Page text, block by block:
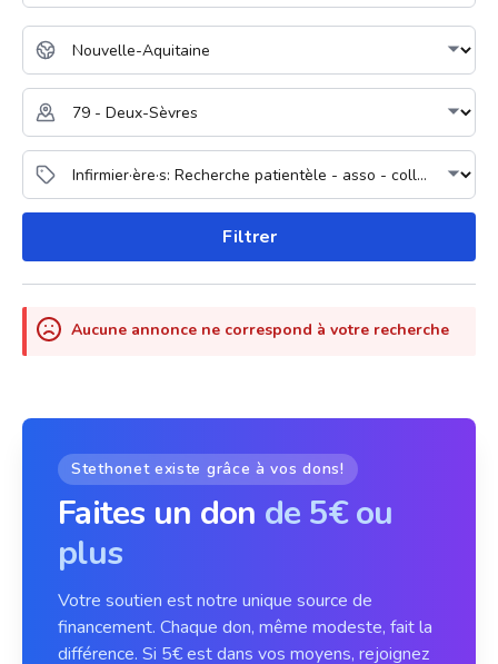
Filtrer
Aucune annonce ne correspond à votre recherche
Stethonet existe grâce à vos dons!
Faites un don de 5€ ou
plus
Votre soutien est notre unique source de
financement. Chaque don, même modeste, fait la
différence. Si 5€ est dans vos moyens, rejoignez